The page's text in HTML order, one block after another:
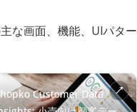
な画面、機能、UIパター